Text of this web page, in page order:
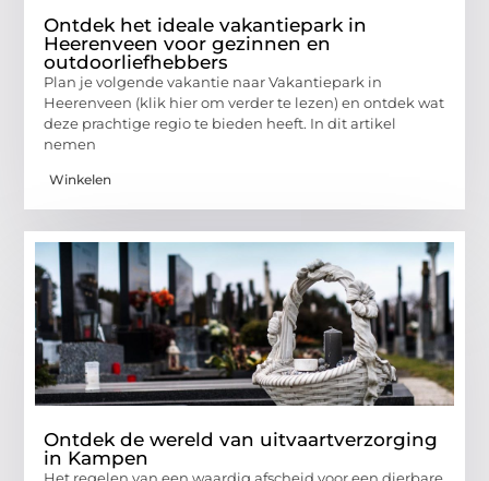
Ontdek het ideale vakantiepark in
Heerenveen voor gezinnen en
outdoorliefhebbers
Plan je volgende vakantie naar Vakantiepark in
Heerenveen (klik hier om verder te lezen) en ontdek wat
deze prachtige regio te bieden heeft. In dit artikel
nemen
Winkelen
Ontdek de wereld van uitvaartverzorging
in Kampen